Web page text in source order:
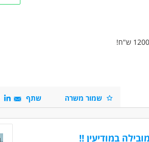
שמור משרה שתף
במודיעין !!